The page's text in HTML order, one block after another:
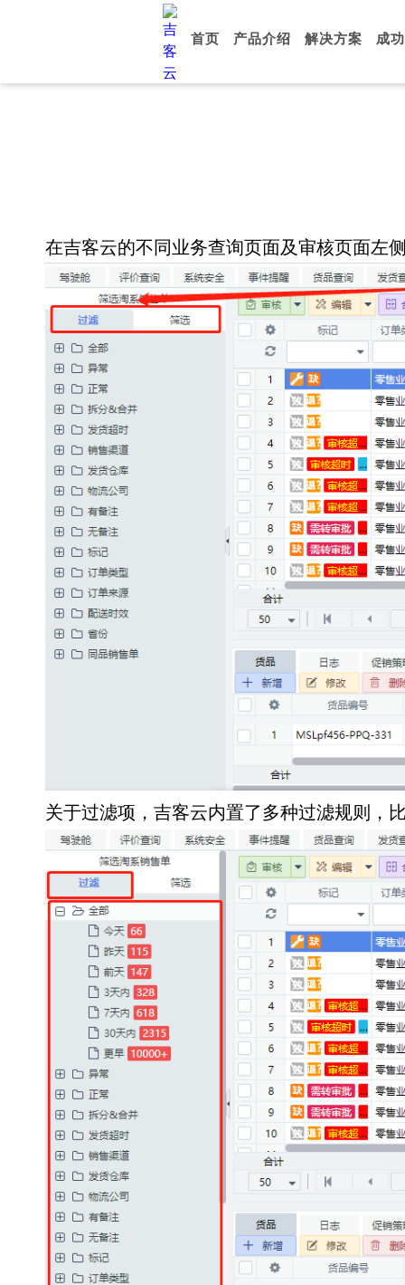
首页 产品介绍 解决方案 成
在吉客云的不同业务查询页面及审核页面左
关于过滤项，吉客云内置了多种过滤规则，